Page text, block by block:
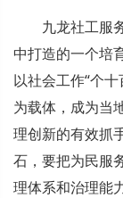
九龙社工服务
中打造的一个培
以社会工作“个
为载体，成为当
理创新的有效抓
石，要把为民服
理体系和治理能